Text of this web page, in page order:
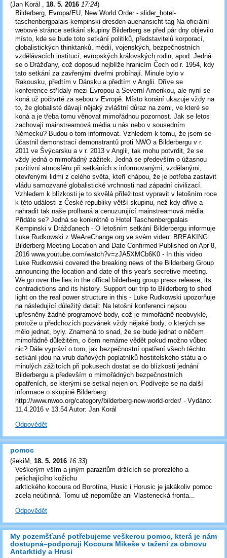
(Jan Korál , 18. 5. 2016 17:24)
Bilderberg, Evropa/EU, New World Order - slider_hotel-
taschenbergpalais-kempinski-dresden-auenansicht-tag Na oficiální
webové stránce setkání skupiny Bilderberg se před pár dny objevilo
místo, kde se bude toto setkání politiků, představitelů korporací,
globalistických thinktanků, médií, vojenských, bezpečnostních
vzdělávacích institucí, evropských královských rodin, apod. Jedná
se o Drážďany, což doposud nejblíže hranicím Čech od r. 1954, kdy
tato setkání za zavřenými dveřmi probíhají. Minule bylo v
Rakousku, předtím v Dánsku a předtím v Anglii. Dříve se
konference střídaly mezi Evropou a Severní Amerikou, ale nyní se
koná už počtvrté za sebou v Evropě. Místo konání ukazuje vždy na
to, že globalisté dávají nějaký zvláštní důraz na zemi, ve které se
koná a je třeba tomu věnovat mimořádnou pozornost. Jak se letos
zachovají mainstreamová média u nás nebo v sousedním
Německu? Budou o tom informovat. Vzhledem k tomu, že jsem se
účastnil demonstrací demonstrantů proti NWO a Bilderbergu v r.
2011 ve Švýcarsku a v r. 2013 v Anglii, tak mohu potvrdit, že se
vždy jedná o mimořádný zážitek. Jedná se především o úžasnou
pozitivní atmosféru při setkáních s informovanými, vzdělanými,
otevřenými lidmi z celého světa, kteří chápou, že je potřeba zastavit
vládu samozvané globalistické vrchnosti nad západní civilizací.
Vzhledem k blízkosti je to skvělá příležitost vypravit v letošním roce
k této události z České republiky větší skupinu, než kdy dříve a
nahradit tak naše prolhaná a cenuzurující mainstreamová média.
Přidáte se? Jedná se konkrétně o Hotel Taschenbergpalais
Kempinski v Drážďanech - O letošním setkání Bilderbergu informuje
Luke Rudkowski z WeAreChange.org ve svém videu: BREAKING:
Bilderberg Meeting Location and Date Confirmed Published on Apr 8,
2016 www.youtube.com/watch?v=zJA5XMCb6K0 - In this video
Luke Rudkowski covered the breaking news of the Bilderberg Group
announcing the location and date of this year's secretive meeting.
We go over the lies in the offical bilderberg group press release, its
contradictions and its history. Support our trip to Bilderberg to shed
light on the real power structure in this - Luke Rudkowski upozorňuje
na následující důležitý detail: Na letošní konferenci nejsou
upřesněny žádné programové body, což je mimořádně neobvyklé,
protože u předchozích pozvánek vždy nějaké body, o kterých se
mělo jednat, byly. Znamená to snad, že se bude jednat o něčem
mimořádně důležitém, o čem nemáme vědět pokud možno vůbec
nic? Dále vypráví o tom, jak bezpečnostní opatření všech těchto
setkání jdou na vrub daňových poplatníků hostitelského státu a o
minulých zážitcích při pokusech dostat se do blízkosti jednání
Bilderbergu a především o mimořádných bezpečnostních
opatřeních, se kterými se setkal nejen on. Podívejte se na další
informace o skupině Bilderberg:
http://www.nwoo.org/category/bilderberg-new-world-order/ - Vydáno:
11.4.2016 v 13.54 Autor: Jan Korál
Odpovědět
pomoc
(šekiM , 18. 5. 2016 16:33)
Veškerým vším a jiným parazitům držících se prorezlého a
pelichajícího kožichu
arktického kocoura od Borotína, Husic i Horusic je jakákoliv pomoc
zcela neúčinná. Tomu už nepomůže ani Vlastenecká fronta...
Odpovědět
My pozemšťané potřebujeme veškerou pomoc, která je nám
dostupná–podporuji Kocoura Mikeše v tažení za obnovu
Antarktidy a Hrusi